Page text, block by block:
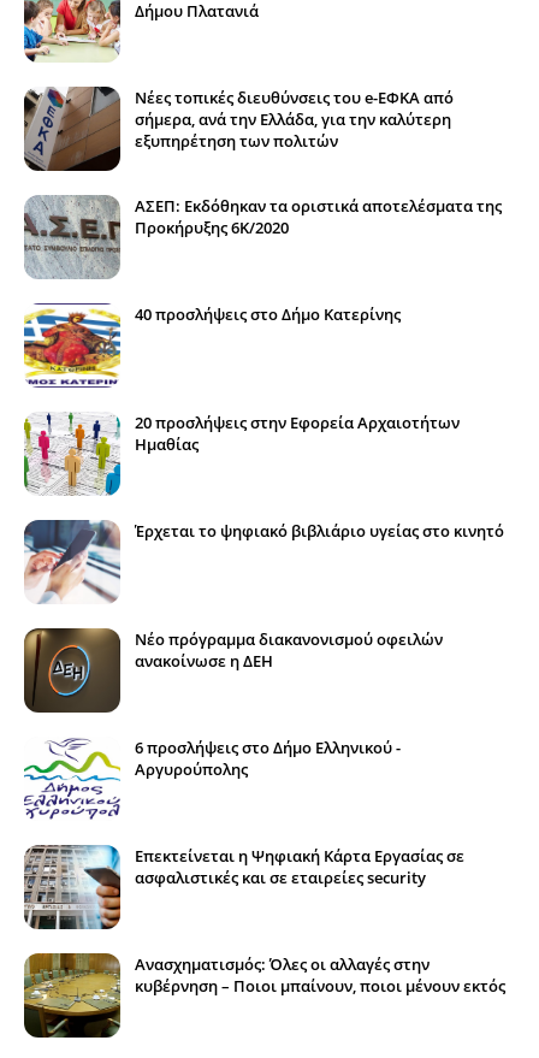
Δήμου Πλατανιά
Νέες τοπικές διευθύνσεις του e-ΕΦΚΑ από
σήμερα, ανά την Ελλάδα, για την καλύτερη
εξυπηρέτηση των πολιτών
ΑΣΕΠ: Εκδόθηκαν τα οριστικά αποτελέσματα της
Προκήρυξης 6Κ/2020
40 προσλήψεις στο Δήμο Κατερίνης
20 προσλήψεις στην Εφορεία Αρχαιοτήτων
Ημαθίας
Έρχεται το ψηφιακό βιβλιάριο υγείας στο κινητό
Νέο πρόγραμμα διακανονισμού οφειλών
ανακοίνωσε η ΔΕΗ
6 προσλήψεις στο Δήμο Ελληνικού -
Αργυρούπολης
Επεκτείνεται η Ψηφιακή Κάρτα Εργασίας σε
ασφαλιστικές και σε εταιρείες security
Ανασχηματισμός: Όλες οι αλλαγές στην
κυβέρνηση – Ποιοι μπαίνουν, ποιοι μένουν εκτός